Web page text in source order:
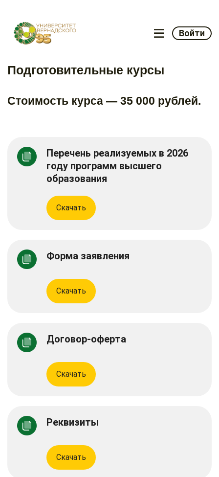
Войти
Подготовительные курсы
Стоимость курса — 35 000 рублей.
Перечень реализуемых в 2026
году программ высшего
образования
Скачать
Форма заявления
Скачать
Договор-оферта
Скачать
Реквизиты
Скачать